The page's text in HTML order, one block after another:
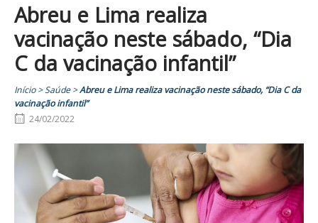
Abreu e Lima realiza
vacinação neste sábado, “Dia
C da vacinação infantil”
Início>Saúde>Abreu e Lima realiza vacinação neste sábado, “Dia C da
vacinação infantil”
24/02/2022